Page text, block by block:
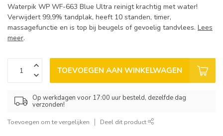
Waterpik WP WF-663 Blue Ultra reinigt krachtig met water!
Verwijdert 99,9% tandplak, heeft 10 standen, timer,
massagefunctie en is top bij beugels of gevoelig tandvlees. Lees
meer.
TOEVOEGEN AAN WINKELWAGEN
Op werkdagen voor 17:00 uur besteld, dezelfde dag
verzonden!
Toevoegen om te vergelijken Deel dit product